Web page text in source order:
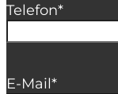
Telefon*
E-Mail*